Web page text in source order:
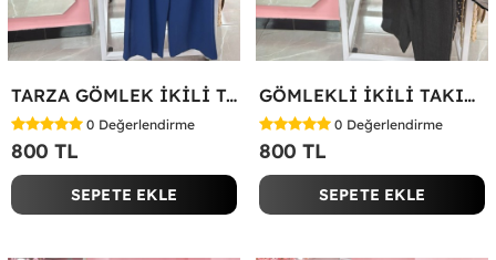
TARZA GÖMLEK İKİLİ TAKIM Lacivert
0 Değerlendirme
800 TL
SEPETE EKLE
GÖMLEKLİ İKİLİ TAKIM Siyah
0 Değerlendirme
800 TL
SEPETE EKLE